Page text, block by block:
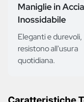
Maniglie in
Inossidabile
Eleganti e durevoli,
resistono all'usura
quotidiana.